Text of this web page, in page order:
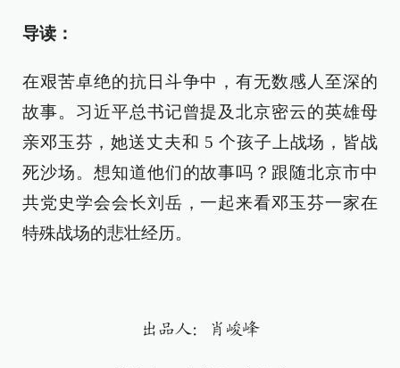
导读：
在艰苦卓绝的抗日斗争中，有无数感人至深的
故事。习近平总书记曾提及北京密云的英雄母
亲邓玉芬，她送丈夫和 5 个孩子上战场，皆战
死沙场。想知道他们的故事吗？跟随北京市中
共党史学会会长刘岳，一起来看邓玉芬一家在
特殊战场的悲壮经历。
出品人：肖峻峰